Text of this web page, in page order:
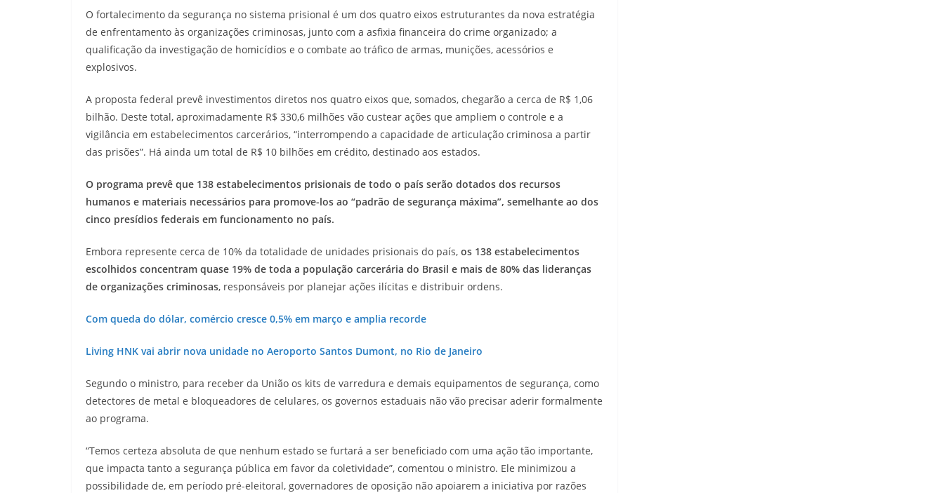
O fortalecimento da segurança no sistema prisional é um dos quatro eixos estruturantes da nova estratégia
de enfrentamento às organizações criminosas, junto com a asfixia financeira do crime organizado; a
qualificação da investigação de homicídios e o combate ao tráfico de armas, munições, acessórios e
explosivos.
A proposta federal prevê investimentos diretos nos quatro eixos que, somados, chegarão a cerca de R$ 1,06
bilhão. Deste total, aproximadamente R$ 330,6 milhões vão custear ações que ampliem o controle e a
vigilância em estabelecimentos carcerários, “interrompendo a capacidade de articulação criminosa a partir
das prisões”. Há ainda um total de R$ 10 bilhões em crédito, destinado aos estados.
O programa prevê que 138 estabelecimentos prisionais de todo o país serão dotados dos recursos
humanos e materiais necessários para promove-los ao “padrão de segurança máxima”, semelhante ao dos
cinco presídios federais em funcionamento no país.
Embora represente cerca de 10% da totalidade de unidades prisionais do país, os 138 estabelecimentos
escolhidos concentram quase 19% de toda a população carcerária do Brasil e mais de 80% das lideranças
de organizações criminosas, responsáveis por planejar ações ilícitas e distribuir ordens.
Com queda do dólar, comércio cresce 0,5% em março e amplia recorde
Living HNK vai abrir nova unidade no Aeroporto Santos Dumont, no Rio de Janeiro
Segundo o ministro, para receber da União os kits de varredura e demais equipamentos de segurança, como
detectores de metal e bloqueadores de celulares, os governos estaduais não vão precisar aderir formalmente
ao programa.
“Temos certeza absoluta de que nenhum estado se furtará a ser beneficiado com uma ação tão importante,
que impacta tanto a segurança pública em favor da coletividade”, comentou o ministro. Ele minimizou a
possibilidade de, em período pré-eleitoral, governadores de oposição não apoiarem a iniciativa por razões